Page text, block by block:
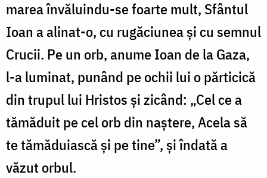
marea învăluindu-se foarte mult, Sfântul
Ioan a alinat-o, cu rugăciunea și cu semnul
Crucii. Pe un orb, anume Ioan de la Gaza,
l-a luminat, punând pe ochii lui o părticică
din trupul lui Hristos și zicând: „Cel ce a
tămăduit pe cel orb din naștere, Acela să
te tămăduiască și pe tine”, și îndată a
văzut orbul.